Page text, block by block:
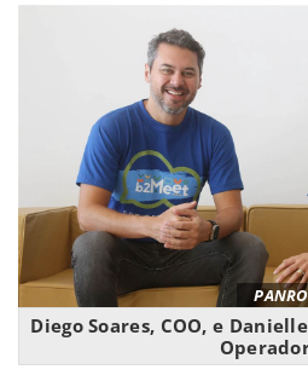
Diego Soares, COO, e